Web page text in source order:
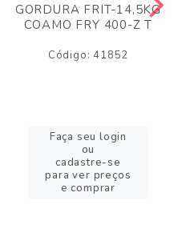
GORDURA FRIT-14,5KG
COAMO FRY 400-Z T
Código: 41852
Faça seu login
ou
cadastre-se
para ver preços
e comprar